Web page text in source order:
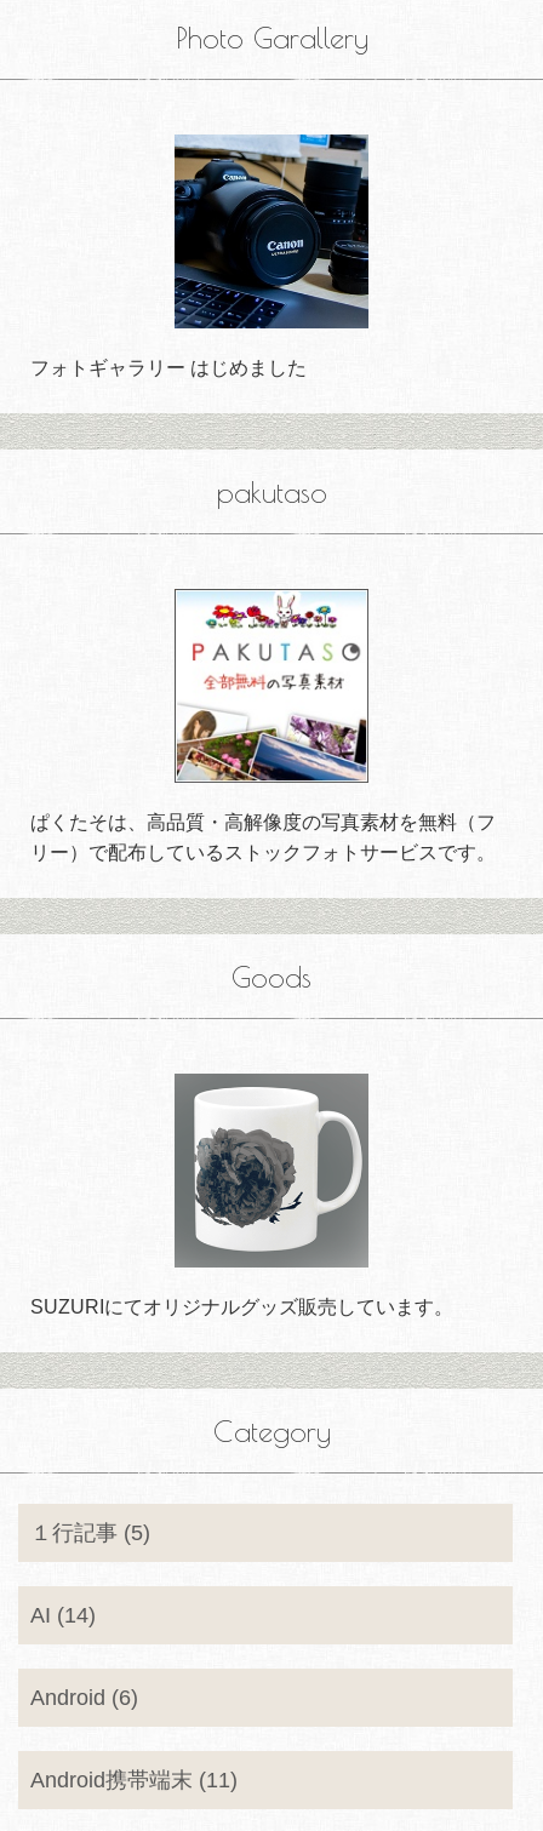
Photo Garallery
フォトギャラリー はじめました
pakutaso
ぱくたそは、高品質・高解像度の写真素材を無料（フ
リー）で配布しているストックフォトサービスです。
Goods
SUZURIにてオリジナルグッズ販売しています。
Category
１行記事 (5)
AI (14)
Android (6)
Android携帯端末 (11)